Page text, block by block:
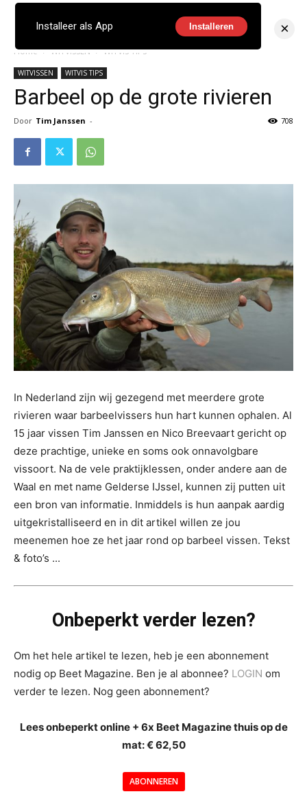
Home WITVISSEN WITVIS TIPS
WITVISSEN WITVIS TIPS
Barbeel op de grote rivieren
Door Tim Janssen - 708
In Nederland zijn wij gezegend met meerdere grote
rivieren waar barbeelvissers hun hart kunnen ophalen. Al
15 jaar vissen Tim Janssen en Nico Breevaart gericht op
deze prachtige, unieke en soms ook onnavolgbare
vissoort. Na de vele praktijklessen, onder andere aan de
Waal en met name Gelderse IJssel, kunnen zij putten uit
een bron van informatie. Inmiddels is hun aanpak aardig
uitgekristalliseerd en in dit artikel willen ze jou
meenemen hoe ze het jaar rond op barbeel vissen. Tekst
& foto’s ...
Onbeperkt verder lezen?
Om het hele artikel te lezen, heb je een abonnement
nodig op Beet Magazine. Ben je al abonnee? LOGIN om
verder te lezen. Nog geen abonnement?
Lees onbeperkt online + 6x Beet Magazine thuis op de
mat: € 62,50
ABONNEREN
Installeer als App Installeren ×